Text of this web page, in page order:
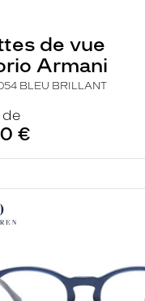
de vue
Armani
BLEU BRILLANT
€